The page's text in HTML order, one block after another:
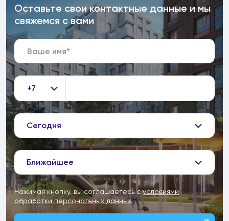
Оставьте свои контактные данные и мы
свяжемся с вами
+7
Сегодня
Ближайшее
Нажимая кнопку, вы соглашаетесь сусловиями
обработки персональных данных